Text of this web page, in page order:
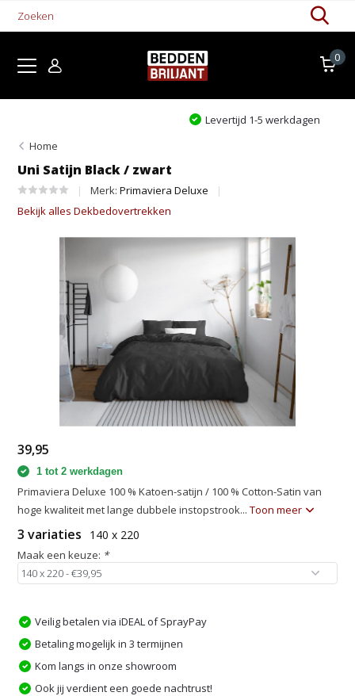
0
Levertijd 1-5 werkdagen
Home
Uni Satijn Black / zwart
Merk:Primaviera Deluxe
Bekijk alles Dekbedovertrekken
39,95
1 tot 2 werkdagen
Primaviera Deluxe 100 % Katoen-satijn / 100 % Cotton-Satin van
hoge kwaliteit met lange dubbele instopstrook...Toon meer
3 variaties 140 x 220
Maak een keuze: *
Veilig betalen via iDEAL of SprayPay
Betaling mogelijk in 3 termijnen
Kom langs in onze showroom
Ook jij verdient een goede nachtrust!